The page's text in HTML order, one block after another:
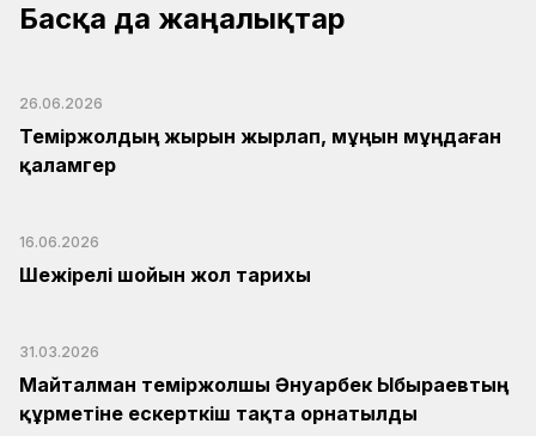
Басқа да жаңалықтар
26.06.2026
Теміржолдың жырын жырлап, мұңын мұңдаған
қаламгер
16.06.2026
Шежірелі шойын жол тарихы
31.03.2026
Майталман теміржолшы Әнуарбек Ыбыраевтың
құрметіне ескерткіш тақта орнатылды